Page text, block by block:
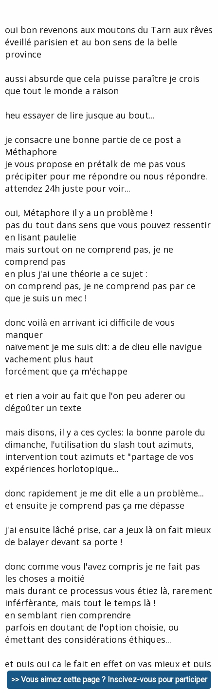
oui bon revenons aux moutons du Tarn aux rêves
éveillé parisien et au bon sens de la belle
province
aussi absurde que cela puisse paraître je crois
que tout le monde a raison
heu essayer de lire jusque au bout...
je consacre une bonne partie de ce post a
Méthaphore
je vous propose en prétalk de me pas vous
précipiter pour me répondre ou nous répondre.
attendez 24h juste pour voir...
oui, Métaphore il y a un problème !
pas du tout dans sens que vous pouvez ressentir
en lisant paulelie
mais surtout on ne comprend pas, je ne
comprend pas
en plus j'ai une théorie a ce sujet :
on comprend pas, je ne comprend pas par ce
que je suis un mec !
donc voilà en arrivant ici difficile de vous
manquer
naïvement je me suis dit: a de dieu elle navigue
vachement plus haut
forcément que ça m'échappe
et rien a voir au fait que l'on peu aderer ou
dégoûter un texte
mais disons, il y a ces cycles: la bonne parole du
dimanche, l'utilisation du slash tout azimuts,
intervention tout azimuts et "partage de vos
expériences horlotopique...
donc rapidement je me dit elle a un problème...
et ensuite je comprend pas ça me dépasse
j'ai ensuite lâché prise, car a jeux là on fait mieux
de balayer devant sa porte !
donc comme vous l'avez compris je ne fait pas
les choses a moitié
mais durant ce processus vous étiez là, rarement
inférfèrante, mais tout le temps là !
en semblant rien comprendre
parfois en doutant de l'option choisie, ou
émettant des considérations éthiques...
et puis oui ca le fait en effet on vas mieux et puis
je comprend pourquoi
je me suis toujours senti faible et bien
>> Vous aimez cette page ? Inscivez-vous pour participer